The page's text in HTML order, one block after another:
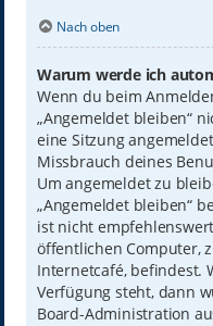
Nach oben
Warum werde ich
Wenn du beim
„Angemeldet bleiben“
eine Sitzung
Missbrauch deines
Um angemeldet zu
„Angemeldet bleiben“
ist nicht
öffentlichen Computer,
Internetcafé, befindest.
Verfügung steht, dann
Board-Administration